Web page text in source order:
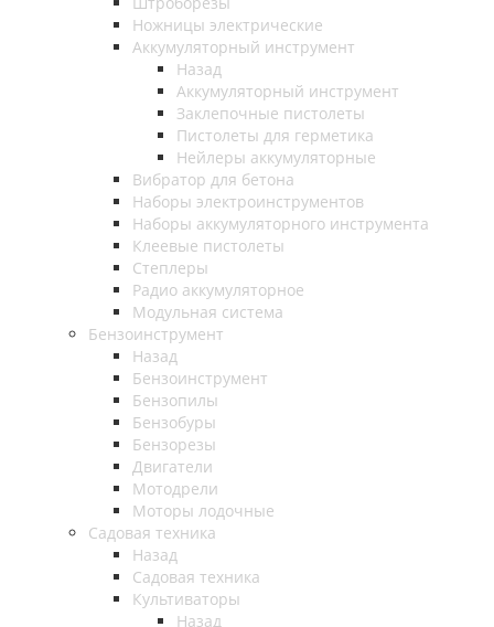
Ножницы электрические
Аккумуляторный инструмент
Назад
Аккумуляторный инструмент
Заклепочные пистолеты
Пистолеты для герметика
Нейлеры аккумуляторные
Вибратор для бетона
Наборы электроинструментов
Наборы аккумуляторного инструмента
Клеевые пистолеты
Степлеры
Радио аккумуляторное
Модульная система
Бензоинструмент
Назад
Бензоинструмент
Бензопилы
Бензобуры
Бензорезы
Двигатели
Мотодрели
Моторы лодочные
Садовая техника
Назад
Садовая техника
Культиваторы
Назад